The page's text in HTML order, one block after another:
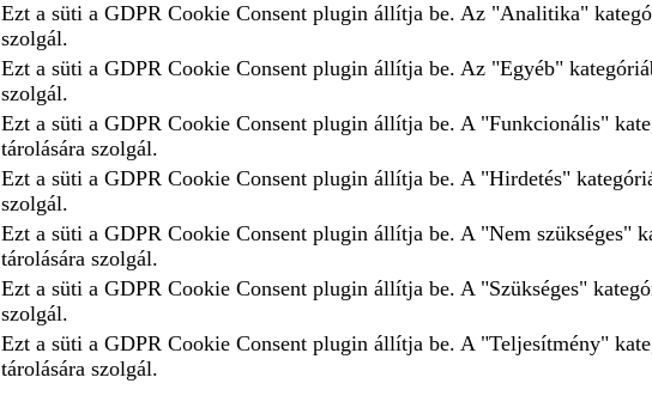
Ezt a süti a GDPR Cookie Consent plugin állítja be. Az "Analitika"
szolgál.
Ezt a süti a GDPR Cookie Consent plugin állítja be. Az "Egyéb"
szolgál.
Ezt a süti a GDPR Cookie Consent plugin állítja be. A "Funkcionális"
tárolására szolgál.
Ezt a süti a GDPR Cookie Consent plugin állítja be. A "Hirdetés"
szolgál.
Ezt a süti a GDPR Cookie Consent plugin állítja be. A "Nem szükséges"
tárolására szolgál.
Ezt a süti a GDPR Cookie Consent plugin állítja be. A "Szükséges"
szolgál.
Ezt a süti a GDPR Cookie Consent plugin állítja be. A "Teljesítmény"
tárolására szolgál.